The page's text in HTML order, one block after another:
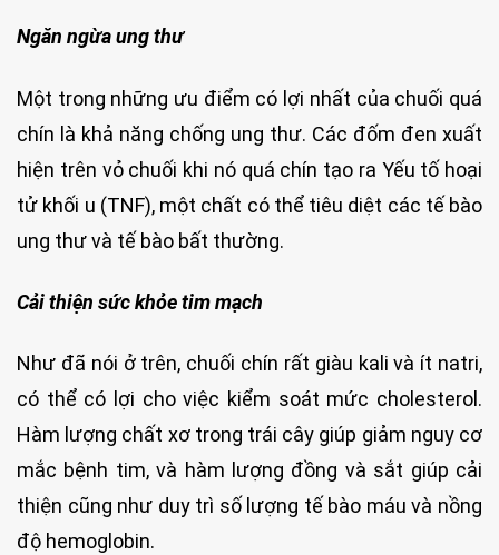
Ngăn ngừa ung thư
Một trong những ưu điểm có lợi nhất của chuối quá
chín là khả năng chống ung thư. Các đốm đen xuất
hiện trên vỏ chuối khi nó quá chín tạo ra Yếu tố hoại
tử khối u (TNF), một chất có thể tiêu diệt các tế bào
ung thư và tế bào bất thường.
Cải thiện sức khỏe tim mạch
Như đã nói ở trên, chuối chín rất giàu kali và ít natri,
có thể có lợi cho việc kiểm soát mức cholesterol.
Hàm lượng chất xơ trong trái cây giúp giảm nguy cơ
mắc bệnh tim, và hàm lượng đồng và sắt giúp cải
thiện cũng như duy trì số lượng tế bào máu và nồng
độ hemoglobin.